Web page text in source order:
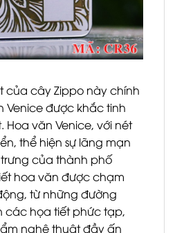
của cây Zippo này chính
Venice được khắc tinh
Hoa văn Venice, với nét
thể hiện sự lãng mạn
của thành phố
hoa văn được chạm
từ những đường
các họa tiết phức tạp,
nghệ thuật đầy ấn